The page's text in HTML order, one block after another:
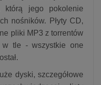
jego pokolenie
nośników. Płyty CD,
pliki MP3 z torrentów
w tle - wszystkie one
dyski, szczegółowe